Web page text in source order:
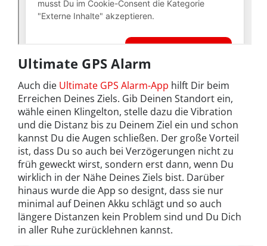
Ultimate GPS Alarm
Auch die Ultimate GPS Alarm-App hilft Dir beim
Erreichen Deines Ziels. Gib Deinen Standort ein,
wähle einen Klingelton, stelle dazu die Vibration
und die Distanz bis zu Deinem Ziel ein und schon
kannst Du die Augen schließen. Der große Vorteil
ist, dass Du so auch bei Verzögerungen nicht zu
früh geweckt wirst, sondern erst dann, wenn Du
wirklich in der Nähe Deines Ziels bist. Darüber
hinaus wurde die App so designt, dass sie nur
minimal auf Deinen Akku schlägt und so auch
längere Distanzen kein Problem sind und Du Dich
in aller Ruhe zurücklehnen kannst.